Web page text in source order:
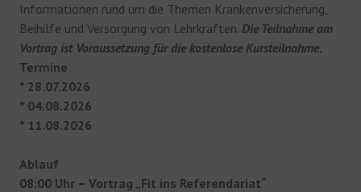
Informationen rund um die Themen Krankenversicherung,
Beihilfe und Versorgung von Lehrkräften. Die Teilnahme am
Vortrag ist Voraussetzung für die kostenlose Kursteilnahme.
Termine
* 28.07.2026
* 04.08.2026
* 11.08.2026
Ablauf
08:00 Uhr – Vortrag „Fit ins Referendariat“